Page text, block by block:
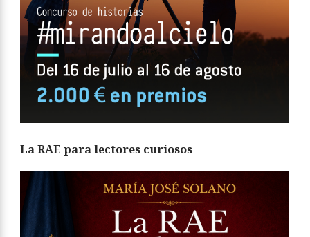
La RAE para lectores curiosos